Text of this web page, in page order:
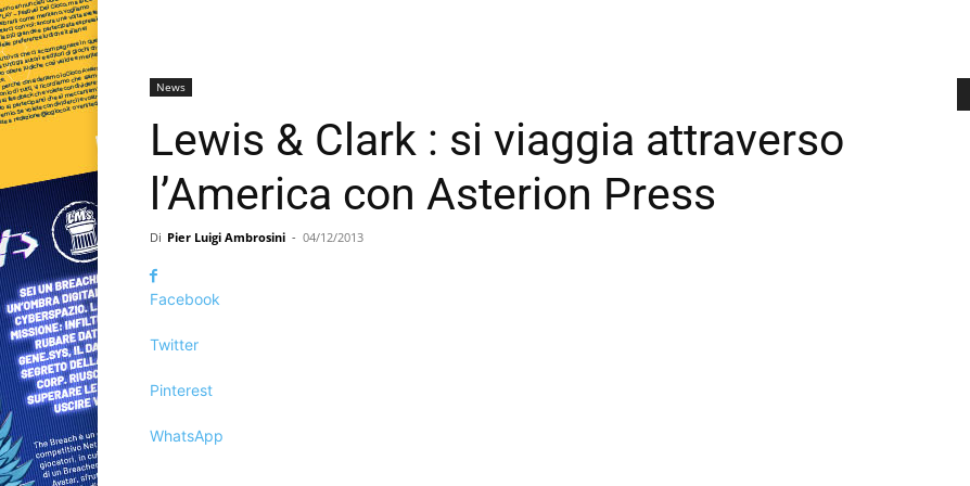
News
Lewis & Clark : si viaggia attraverso
l’America con Asterion Press
Di Pier Luigi Ambrosini - 04/12/2013
Facebook
Twitter
Pinterest
WhatsApp